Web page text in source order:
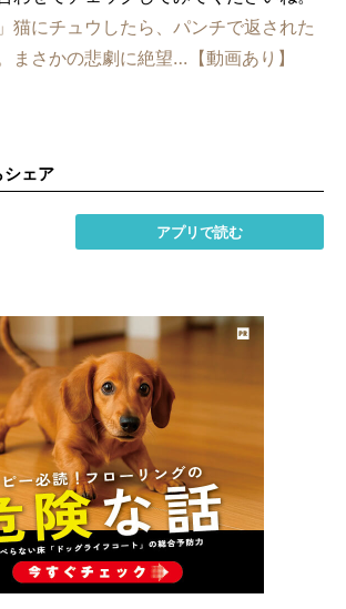
猫にチュウしたら、パンチで返された
まさかの悲劇に絶望…【動画あり】
シェア
アプリで読む